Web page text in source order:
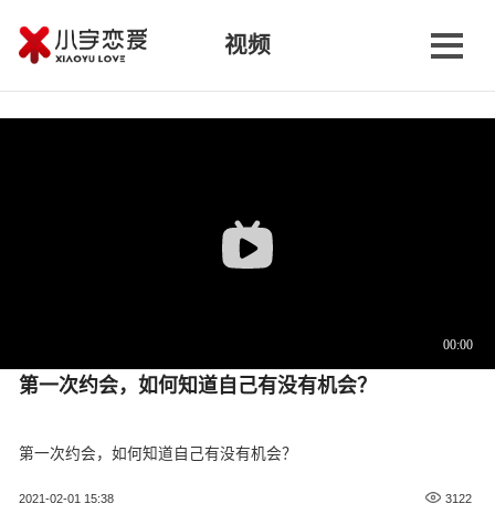
视频
第一次约会，如何知道自己有没有机会？
第一次约会，如何知道自己有没有机会？
2021-02-01 15:38 3122